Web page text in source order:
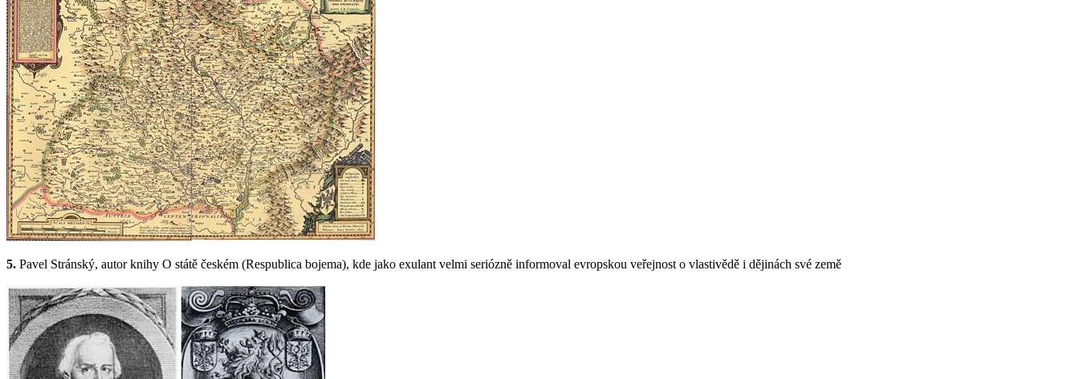
5. Pavel Stránský, autor knihy O státě českém (Respublica bojema), kde jako exulant velmi seriózně informoval evropskou veřejnost o vlastivědě i dějinách své země